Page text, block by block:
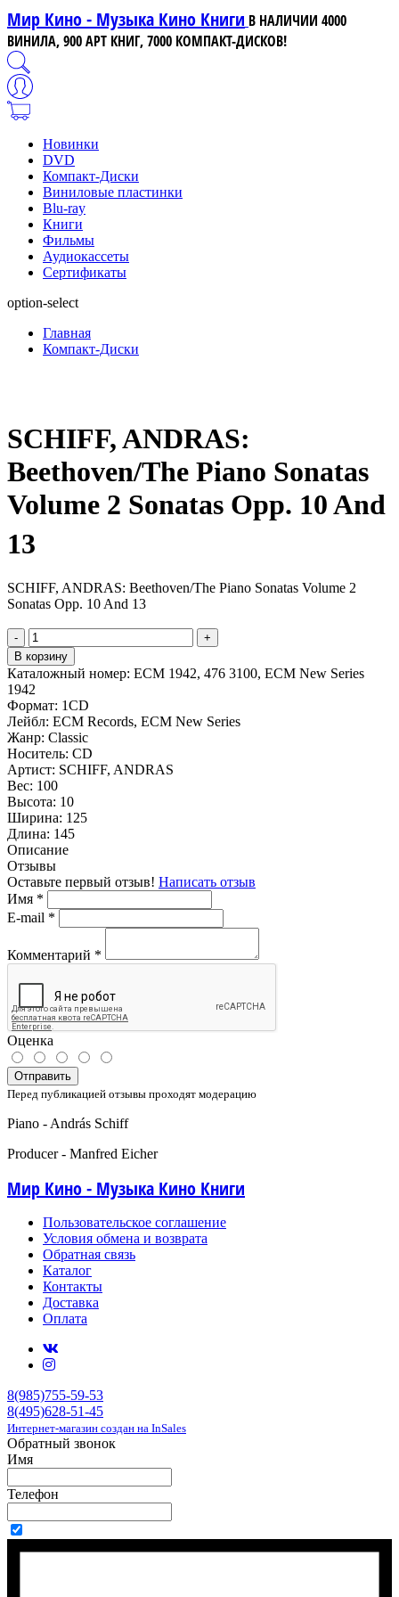
Мир Кино - Музыка Кино Книги В НАЛИЧИИ 4000
ВИНИЛА, 900 АРТ КНИГ, 7000 КОМПАКТ-ДИСКОВ!
Новинки
DVD
Компакт-Диски
Виниловые пластинки
Blu-ray
Книги
Фильмы
Аудиокассеты
Сертификаты
option-select
Главная
Компакт-Диски
SCHIFF, ANDRAS:
Beethoven/The Piano Sonatas
Volume 2 Sonatas Opp. 10 And
13
SCHIFF, ANDRAS: Beethoven/The Piano Sonatas Volume 2
Sonatas Opp. 10 And 13
-
+
В корзину
Каталожный номер: ECM 1942, 476 3100, ECM New Series
1942
Формат: 1CD
Лейбл: ECM Records, ECM New Series
Жанр: Classic
Носитель: CD
Артист: SCHIFF, ANDRAS
Вес: 100
Высота: 10
Ширина: 125
Длина: 145
Описание
Отзывы
Оставьте первый отзыв! Написать отзыв
Имя *
E-mail *
Комментарий *
Оценка
Отправить
Перед публикацией отзывы проходят модерацию
Piano - András Schiff
Producer - Manfred Eicher
Мир Кино - Музыка Кино Книги
Пользовательское соглашение
Условия обмена и возврата
Обратная связь
Каталог
Контакты
Доставка
Оплата
8(985)755-59-53
8(495)628-51-45
Интернет-магазин создан на InSales
Обратный звонок
Имя
Телефон